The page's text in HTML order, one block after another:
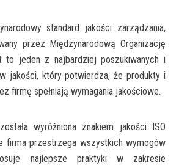
standard jakości zarządzania,
przez Międzynarodową Organizację
to jeden z najbardziej poszukiwanych i
jakości, który potwierdza, że produkty i
firmę spełniają wymagania jakościowe.
wyróżniona znakiem jakości ISO
firma przestrzega wszystkich wymogów
najlepsze praktyki w zakresie